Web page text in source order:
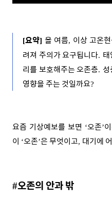
[요약] 올 여름, 이상 고온
려져 주의가 요구됩니다.
리를 보호해주는 오존층.
영향을 주는 것일까요?
요즘 기상예보를 보면 ‘오존’
이 ‘오존’은 무엇이고, 대기에
#오존의 안과 밖